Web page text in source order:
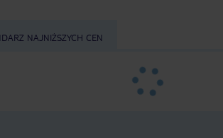
NAJNIŻSZYCH CEN